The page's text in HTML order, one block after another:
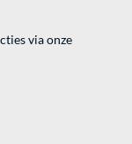
via onze